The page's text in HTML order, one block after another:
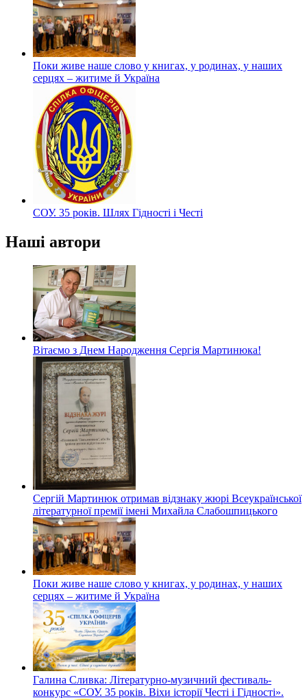
Поки живе наше слово у книгах, у родинах, у наших
серцях – житиме й Україна
СОУ. 35 років. Шлях Гідності і Честі
Наші автори
Вітаємо з Днем Народження Сергія Мартинюка!
Сергій Мартинюк отримав відзнаку жюрі Всеукраїнської
літературної премії імені Михайла Слабошпицького
Поки живе наше слово у книгах, у родинах, у наших
серцях – житиме й Україна
Галина Сливка: Літературно-музичний фестиваль-
конкурс «СОУ. 35 років. Віхи історії Честі і Гідності».